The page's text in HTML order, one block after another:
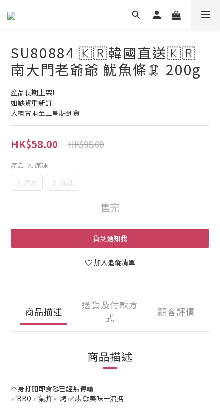
SU80884 🇰🇷韓國直送🇰🇷
南大門老爺爺 魷魚條🦑 200g
產品長期上架!
如缺貨重新訂
大概會兩至三星期到貨
HK$58.00 HK$98.00
產品 : A. 原味
A. 原味 B. 辣味
售完
貨到通知我
加入追蹤清單
商品描述
送貨及付款方
式
顧客評價
商品描述
本身打開即食🥰已經無得輸
✅BBQ ✅氣炸 ✅烤 ✅烘 💞美味一流掂